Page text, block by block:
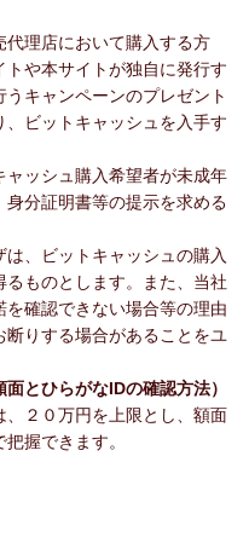
代理店において購入する方
や本サイトが独自に発行す
キャンペーンのプレゼント
ビットキャッシュを入手す
ャッシュ購入希望者が未成年
分証明書等の提示を求める
、ビットキャッシュの購入
ものとします。また、当社
確認できない場合等の理由
りする場合があることをユ
とひらがなIDの確認方法）
、２０万円を上限とし、額面
握できます。